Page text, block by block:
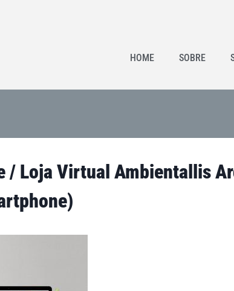
HOME SOBRE
/ Loja Virtual Ambientallis